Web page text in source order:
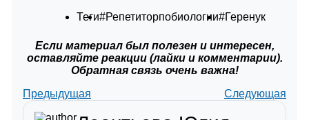
Теги#Репетиторпобиологии#Геренук
Если материал был полезен и интересен,
оставляйте реакции (лайки и комментарии).
Обратная связь очень важна!
Предыдущая
Следующая